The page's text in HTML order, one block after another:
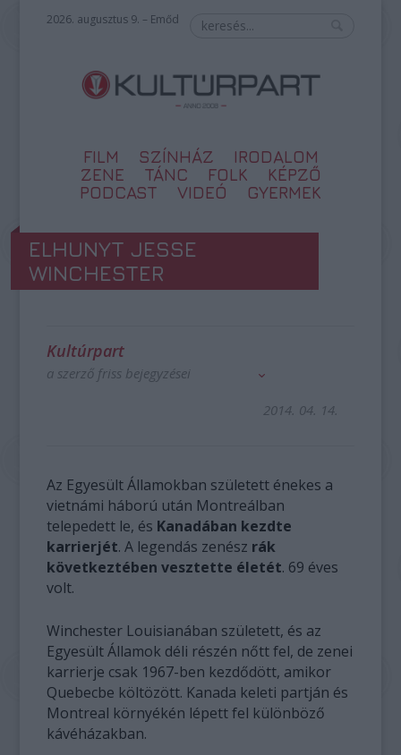
2026. augusztus 9. – Emőd
FILM SZÍNHÁZ
IRODALOM
ZENE
TÁNC FOLK
KÉPZŐ
PODCAST
VIDEÓ GYERMEK
ELHUNYT JESSE
WINCHESTER
Kultúrpart
a szerző friss bejegyzései
2014. 04. 14.
Az Egyesült Államokban született énekes a
vietnámi háború után Montreálban
telepedett le, és Kanadában kezdte
karrierjét. A legendás zenész rák
következtében vesztette életét. 69 éves
volt.
Winchester Louisianában született, és az
Egyesült Államok déli részén nőtt fel, de zenei
karrierje csak 1967-ben kezdődött, amikor
Quebecbe költözött. Kanada keleti partján és
Montreal környékén lépett fel különböző
kávéházakban.